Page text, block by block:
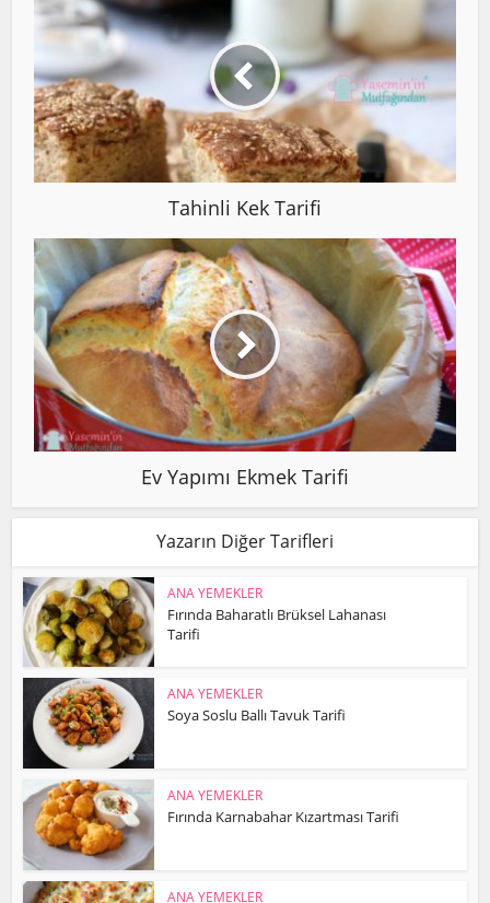
Tahinli Kek Tarifi
Ev Yapımı Ekmek Tarifi
Yazarın Diğer Tarifleri
ANA YEMEKLER
Fırında Baharatlı Brüksel Lahanası
Tarifi
ANA YEMEKLER
Soya Soslu Ballı Tavuk Tarifi
ANA YEMEKLER
Fırında Karnabahar Kızartması Tarifi
ANA YEMEKLER